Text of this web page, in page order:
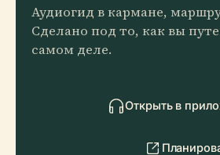
Аудиогид в кармане,
Сделано под то, как вы
самом деле.
Открыть в